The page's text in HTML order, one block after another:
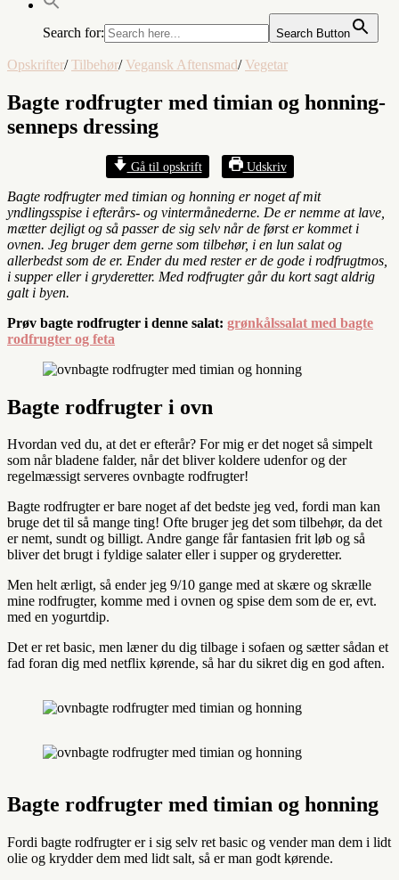
Search for: Search Button
Opskrifter/ Tilbehør/ Vegansk Aftensmad/ Vegetar
Bagte rodfrugter med timian og honning-
senneps dressing
Gå til opskrift Udskriv
Bagte rodfrugter med timian og honning er noget af mit
yndlingsspise i efterårs- og vintermånederne. De er nemme at lave,
mætter dejligt og så passer de sig selv når de først er kommet i
ovnen. Jeg bruger dem gerne som tilbehør, i en lun salat og
allerbedst som de er. Ender du med rester er de gode i rodfrugtmos,
i supper eller i gryderetter. Med rodfrugter går du kort sagt aldrig
galt i byen.
Prøv bagte rodfrugter i denne salat: grønkålssalat med bagte
rodfrugter og feta
Bagte rodfrugter i ovn
Hvordan ved du, at det er efterår? For mig er det noget så simpelt
som når bladene falder, når det bliver koldere udenfor og der
regelmæssigt serveres ovnbagte rodfrugter!
Bagte rodfrugter er bare noget af det bedste jeg ved, fordi man kan
bruge det til så mange ting! Ofte bruger jeg det som tilbehør, da det
er nemt, sundt og billigt. Andre gange får fantasien frit løb og så
bliver det brugt i fyldige salater eller i supper og gryderetter.
Men helt ærligt, så ender jeg 9/10 gange med at skære og skrælle
mine rodfrugter, komme med i ovnen og spise dem som de er, evt.
med en yogurtdip.
Det er ret basic, men læner du dig tilbage i sofaen og sætter sådan et
fad foran dig med netflix kørende, så har du sikret dig en god aften.
Bagte rodfrugter med timian og honning
Fordi bagte rodfrugter er i sig selv ret basic og vender man dem i lidt
olie og krydder dem med lidt salt, så er man godt kørende.